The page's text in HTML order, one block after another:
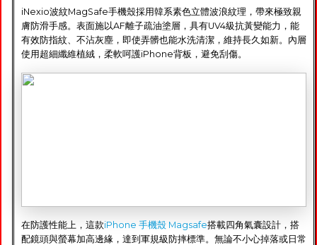
iNexio波紋MagSafe手機殼採用韓系素色立體波浪紋理，帶來極致親
膚防滑手感。表面施以AF離子疏油塗層，具有UV4級抗黃變能力，能
有效防指紋、不沾灰塵，即使弄髒也能水洗清潔，維持長久如新。內層
使用超細纖維植絨，柔軟呵護iPhone背板，避免刮傷。
在防護性能上，這款iPhone 手機殼 Magsafe搭載四角氣囊設計，搭
配鏡頭與螢幕加高邊緣，達到軍規級防摔標準。無論不小心掉落或日常